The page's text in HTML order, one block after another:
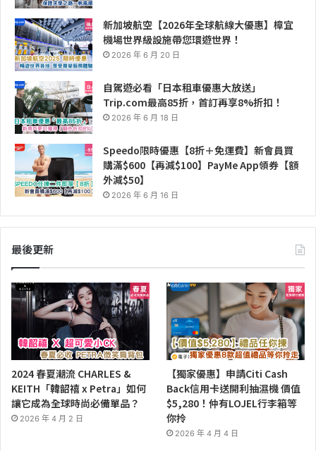
新加坡航空【2026年全球航線大優惠】樟宜
機場世界級設施帶您環遊世界！
2026 年 6 月 20 日
自駕遊必看「日本租車優惠大放送」
Trip.com最高85折，首訂再享8%折扣！
2026 年 6 月 18 日
Speedo限時優惠【8折＋免運費】新會員買
購滿$600【再減$100】PayMe App領券【額
外減$50】
2026 年 6 月 16 日
最後更新
2024 春夏潮流 CHARLES &
KEITH「韓韶禧 x Petra」如何
讓它成為全球時尚必備單品？
2026 年 4 月 2 日
【獨家優惠】申請Citi Cash
Back信用卡送開利抽濕機 價值
$5,280！仲有LOJEL行李箱等
你拎
2026 年 4 月 4 日